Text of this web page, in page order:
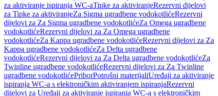
za aktiviranje ispiranja WC-aTipke za aktiviranjeRezervni dijelovi
za Tipke za aktiviranjeZa Sigma ugradbene vodokotlićeRezervni
dijelovi za Za Sigma ugradbene vodokotlićeZa Omega ugradbene
vodokotlićeRezervni dijelovi za Za Omega ugradbene
vodokotlićeZa Kappa ugradbene vodokotlićeRezervni dijelovi za Za
Kappa ugradbene vodokotlićeZa Delta ugradbene
vodokotlićeRezervni dijelovi za Za Delta ugradbene vodokotlićeZa
Twinline ugradbene vodokotlićeRezervni dijelovi za Za Twinline
ugradbene vodokotlićePriborPotrošni materijaliUređaji za aktiviranje
ispiranja WC-a s elektroničkim aktiviranjem ispiranjaRezervni
dijelovi za Uređaji za aktiviranje ispiranja WC-a s elektroničkim